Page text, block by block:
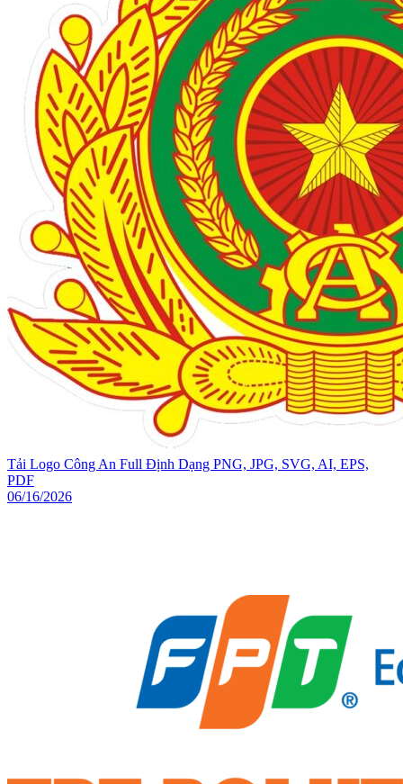
Tải Logo Công An Full Định Dạng PNG, JPG, SVG, AI, EPS,
PDF
06/16/2026